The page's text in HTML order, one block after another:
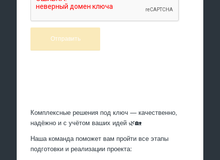
Комплексные решения под ключ — качественно,
надёжно и с учётом ваших идей 🌿🏡
Наша команда поможет вам пройти все этапы
подготовки и реализации проекта: